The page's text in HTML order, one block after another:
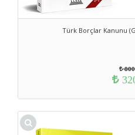
Türk Borçlar Kanunu